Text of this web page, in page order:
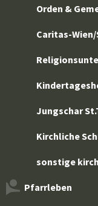
Orden &
Caritas-
Jungschar
Kirchliche
sonstige
Pfarrleben